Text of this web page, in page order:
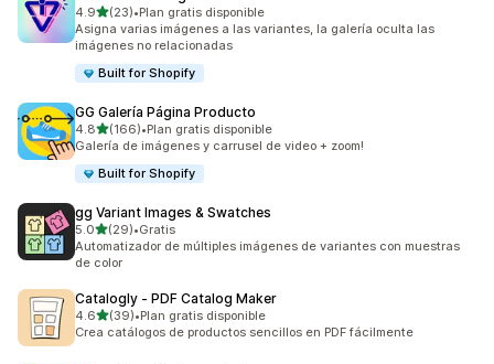
4.9de 5 estrellas
(23)
23 reseñas en total
•Plan gratis disponible
Asigna varias imágenes a las variantes, la galería oculta las
imágenes no relacionadas
Built for Shopify
GG Galería Página Producto
4.8de 5 estrellas
(166)
166 reseñas en total
•Plan gratis disponible
Galería de imágenes y carrusel de video + zoom!
Built for Shopify
gg Variant Images & Swatches
5.0de 5 estrellas
(29)
29 reseñas en total
•Gratis
Automatizador de múltiples imágenes de variantes con muestras
de color
Catalogly ‑ PDF Catalog Maker
4.6de 5 estrellas
(39)
39 reseñas en total
•Plan gratis disponible
Crea catálogos de productos sencillos en PDF fácilmente